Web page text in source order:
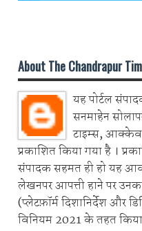
About The Chandrapur
यह पोर्टल
सनमाहेन
टाइम्स,
प्रकाशित किया गया है ।
संपादक सहमत ही हो यह
लेखनपर आपत्ती हाने पर उनका
(प्लेटफ़ॉर्म दिशानिर्देश और
विनियम 2021 के तहत